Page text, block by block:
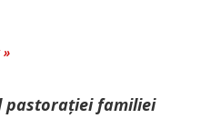
»
pastorației familiei